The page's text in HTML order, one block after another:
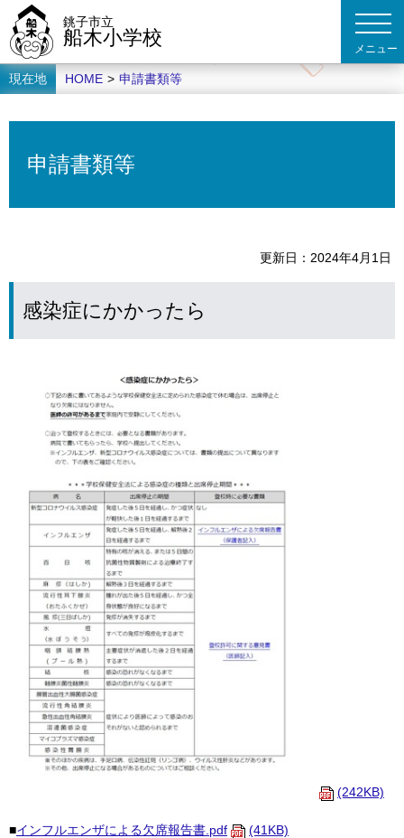
銚子市立
船木小学校
現在地 HOME > 申請書類等
申請書類等
更新日 2024年4月1日
感染症にかかったら
(242KB)
■インフルエンザによる欠席報告書.pdf (41KB)